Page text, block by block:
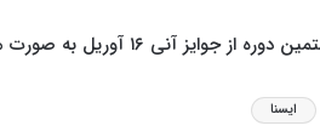
آنی ۱۶ آوریل به صورت مجازی برگزار خواهد شد.
ایسنا